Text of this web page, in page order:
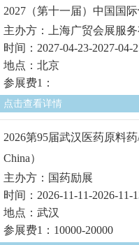
2027（第十一届）中国国
主办方：上海广贸会展服务
时间：2027-04-23-2027-04-
地点：北京
参展费1：
点击查看详情
2026第95届武汉医药原料
China）
主办方：国药励展
时间：2026-11-11-2026-11-
地点：武汉
参展费1：10000-20000